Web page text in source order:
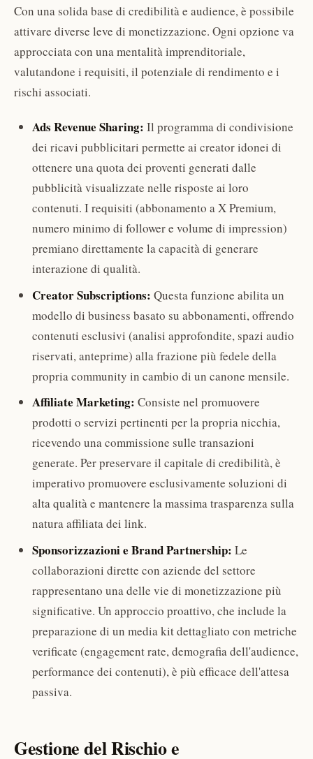
Con una solida base di credibilità e audience, è possibile
attivare diverse leve di monetizzazione. Ogni opzione va
approcciata con una mentalità imprenditoriale,
valutandone i requisiti, il potenziale di rendimento e i
rischi associati.
Ads Revenue Sharing: Il programma di condivisione
dei ricavi pubblicitari permette ai creator idonei di
ottenere una quota dei proventi generati dalle
pubblicità visualizzate nelle risposte ai loro
contenuti. I requisiti (abbonamento a X Premium,
numero minimo di follower e volume di impression)
premiano direttamente la capacità di generare
interazione di qualità.
Creator Subscriptions: Questa funzione abilita un
modello di business basato su abbonamenti, offrendo
contenuti esclusivi (analisi approfondite, spazi audio
riservati, anteprime) alla frazione più fedele della
propria community in cambio di un canone mensile.
Affiliate Marketing: Consiste nel promuovere
prodotti o servizi pertinenti per la propria nicchia,
ricevendo una commissione sulle transazioni
generate. Per preservare il capitale di credibilità, è
imperativo promuovere esclusivamente soluzioni di
alta qualità e mantenere la massima trasparenza sulla
natura affiliata dei link.
Sponsorizzazioni e Brand Partnership: Le
collaborazioni dirette con aziende del settore
rappresentano una delle vie di monetizzazione più
significative. Un approccio proattivo, che include la
preparazione di un media kit dettagliato con metriche
verificate (engagement rate, demografia dell'audience,
performance dei contenuti), è più efficace dell'attesa
passiva.
Gestione del Rischio e